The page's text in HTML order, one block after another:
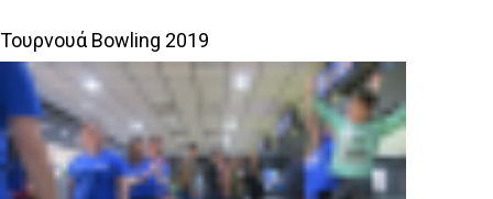
Τουρνουά Bowling 2019